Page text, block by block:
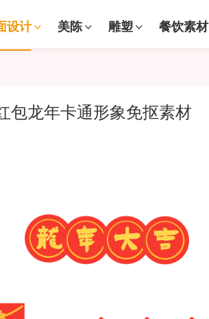
设计 美陈 雕塑 餐饮素材
包龙年卡通形象免抠素材